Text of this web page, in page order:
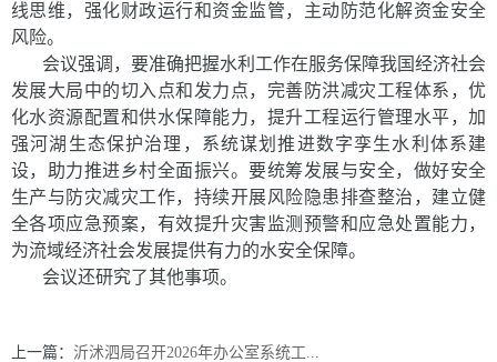
线思维，强化财政运行和资金监管，主动防范化解资金安全
风险。
会议强调，要准确把握水利工作在服务保障我国经济社会
发展大局中的切入点和发力点，完善防洪减灾工程体系，优
化水资源配置和供水保障能力，提升工程运行管理水平，加
强河湖生态保护治理，系统谋划推进数字孪生水利体系建
设，助力推进乡村全面振兴。要统筹发展与安全，做好安全
生产与防灾减灾工作，持续开展风险隐患排查整治，建立健
全各项应急预案，有效提升灾害监测预警和应急处置能力，
为流域经济社会发展提供有力的水安全保障。
会议还研究了其他事项。
上一篇： 沂沭泗局召开2026年办公室系统工...